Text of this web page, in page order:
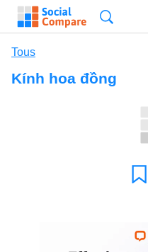
Tous
Kính hoa đồng